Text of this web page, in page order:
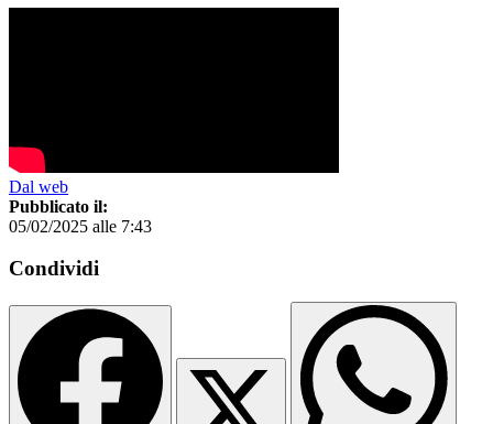
Dal web
Pubblicato il:
05/02/2025 alle 7:43
Condividi